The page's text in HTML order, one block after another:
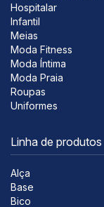
Hospitalar
Infantil
Meias
Moda Fitness
Moda Íntima
Moda Praia
Roupas
Uniformes
Linha de produtos
Alça
Base
Bico